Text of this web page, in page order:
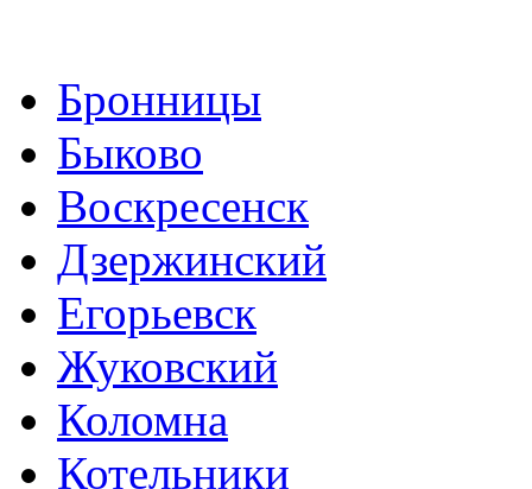
Бронницы
Быково
Воскресенск
Дзержинский
Егорьевск
Жуковский
Коломна
Котельники